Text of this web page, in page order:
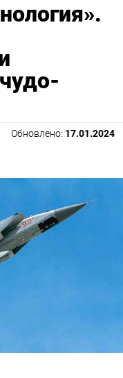
Обновлено: 17.01.2024